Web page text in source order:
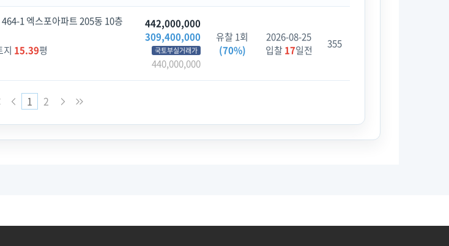
1 엑스포아파트 205동 10층
15.39평
442,000,000
309,400,000
국토부실거래가
440,000,000
유찰 1회
(70%)
2026-08-25
입찰17일전 355
1 2